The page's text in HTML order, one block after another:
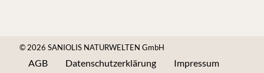
© 2026 SANIOLIS NATURWELTEN GmbH
AGB Datenschutzerklärung
Impressum